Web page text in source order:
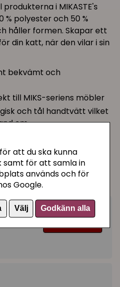
att du ska kunna
samt för att samla in
används och för
Google.
Välj Godkänn alla
i MIKASTE's
% polyester och 50 %
håller formen. Skapar ett
din katt, när den vilar i sin
bekvämt och
till MIKS-seriens möbler
och tål handtvätt vilket
om
50 % bomull
i MIKS-serien från
Bevaka